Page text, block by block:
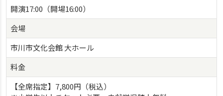
開演17:00（開場16:00）
会場
市川市文化会館 大ホール
料金
【全席指定】7,800円（税込）